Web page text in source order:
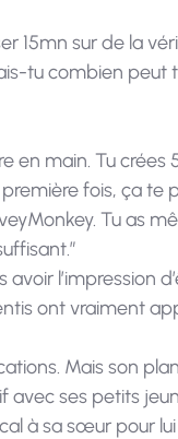
15mn sur de la
tu combien peut
main. Tu crées
fois, ça
Tu as
l’impression
ont vraiment
Mais son
avec ses petits
à sa sœur pour